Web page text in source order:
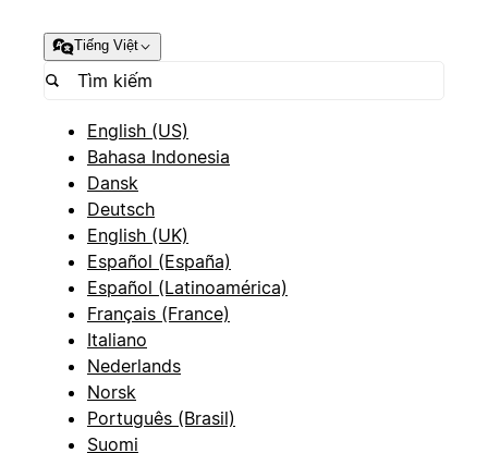
Tiếng Việt
English (US)
Bahasa Indonesia
Dansk
Deutsch
English (UK)
Español (España)
Español (Latinoamérica)
Français (France)
Italiano
Nederlands
Norsk
Português (Brasil)
Suomi